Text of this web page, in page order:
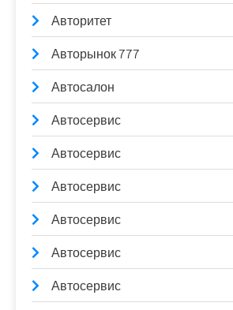
Авторитет
Авторынок 777
Автосалон
Автосервис
Автосервис
Автосервис
Автосервис
Автосервис
Автосервис